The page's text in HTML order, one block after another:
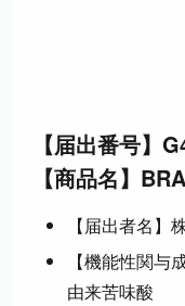
【届出番号】
【商品名】
【届出者名】
【機能性関
由来苦味酸